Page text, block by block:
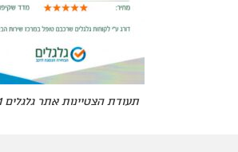
תעודת הצטיינות אתר גלגלים 2021